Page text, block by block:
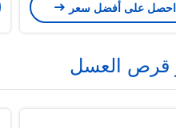
احصل على أفضل سعر
قرص العسل